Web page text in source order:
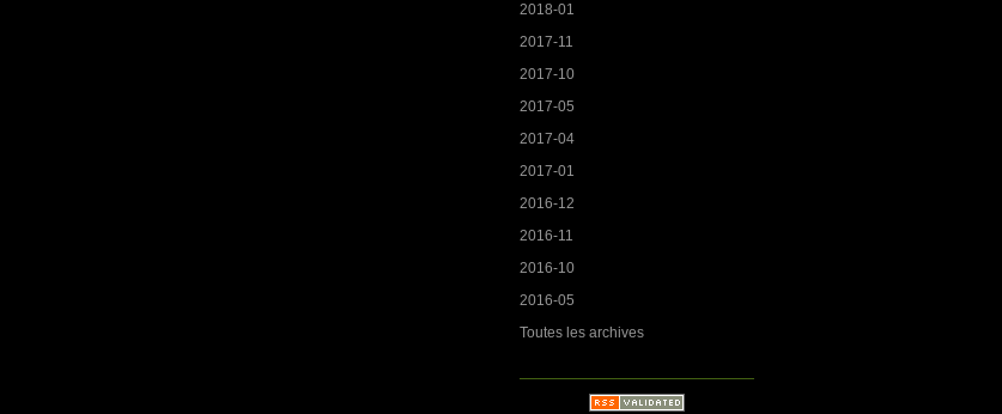
2018-01
2017-11
2017-10
2017-05
2017-04
2017-01
2016-12
2016-11
2016-10
2016-05
Toutes les archives